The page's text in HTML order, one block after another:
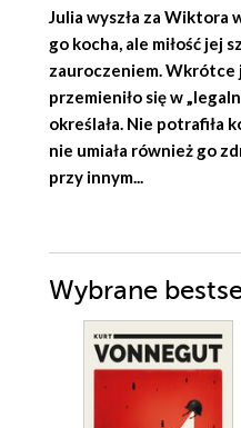
Julia wyszła za Wiktora
go kocha, ale miłość jej
zauroczeniem. Wkrótce
przemieniło się w
określała. Nie potrafiła
nie umiała również go
przy innym...
Wybrane